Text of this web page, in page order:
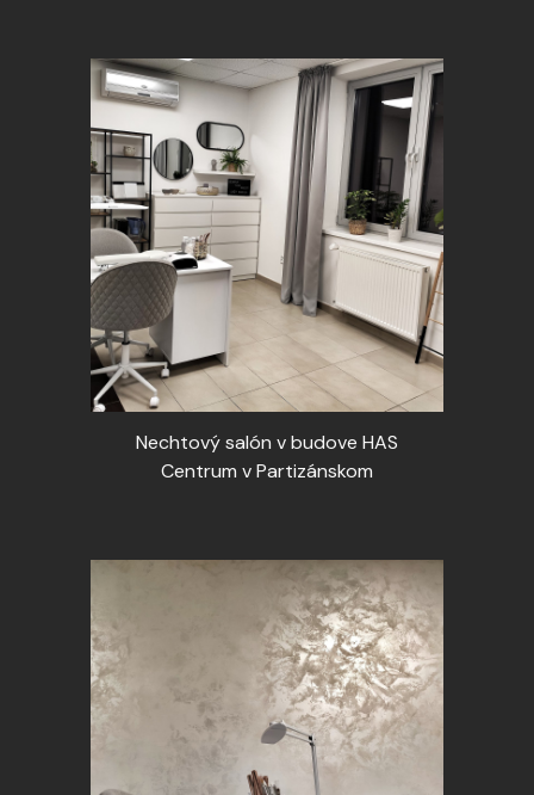
Nechtový salón v budove HAS
Centrum v Partizánskom